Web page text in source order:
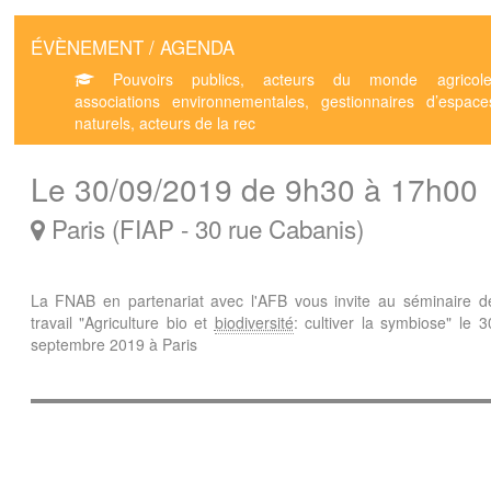
ÉVÈNEMENT / AGENDA
Pouvoirs publics, acteurs du monde
associations environnementales, gestionnaires
naturels, acteurs de la rec
Le 30/09/2019 de 9h30 à 17h00
Paris (FIAP - 30 rue Cabanis)
La FNAB en partenariat avec l'AFB vous invite au séminaire
travail "Agriculture bio et biodiversité: cultiver la symbiose" le
septembre 2019 à Paris